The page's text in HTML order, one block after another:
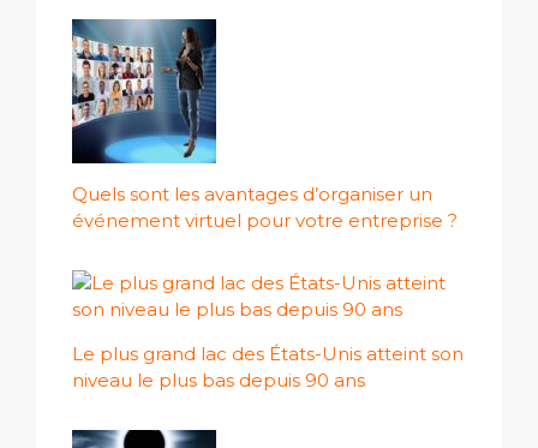
Quels sont les avantages d’organiser un
événement virtuel pour votre entreprise ?
Le plus grand lac des États-Unis atteint son
niveau le plus bas depuis 90 ans